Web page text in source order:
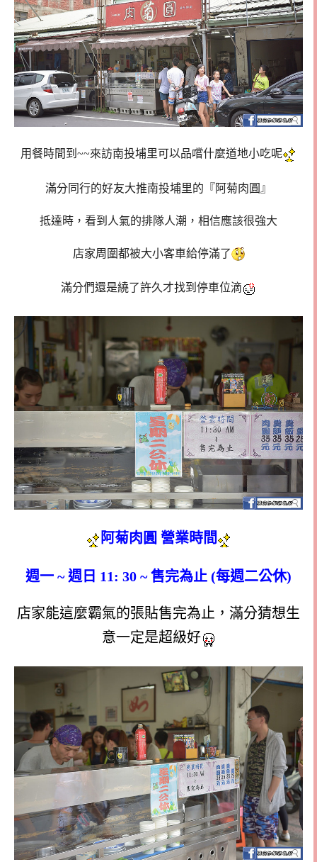
用餐時間到~~來訪南投埔里可以品嚐什麼道地小吃呢
滿分同行的好友大推南投埔里的『阿菊肉圓』
抵達時，看到人氣的排隊人潮，相信應該很強大
店家周圍都被大小客車給停滿了
滿分們還是繞了許久才找到停車位滴
阿菊肉圓 營業時間
週一 ~ 週日 11: 30 ~ 售完為止 (每週二公休)
店家能這麼霸氣的張貼售完為止，滿分猜想生
意一定是超級好